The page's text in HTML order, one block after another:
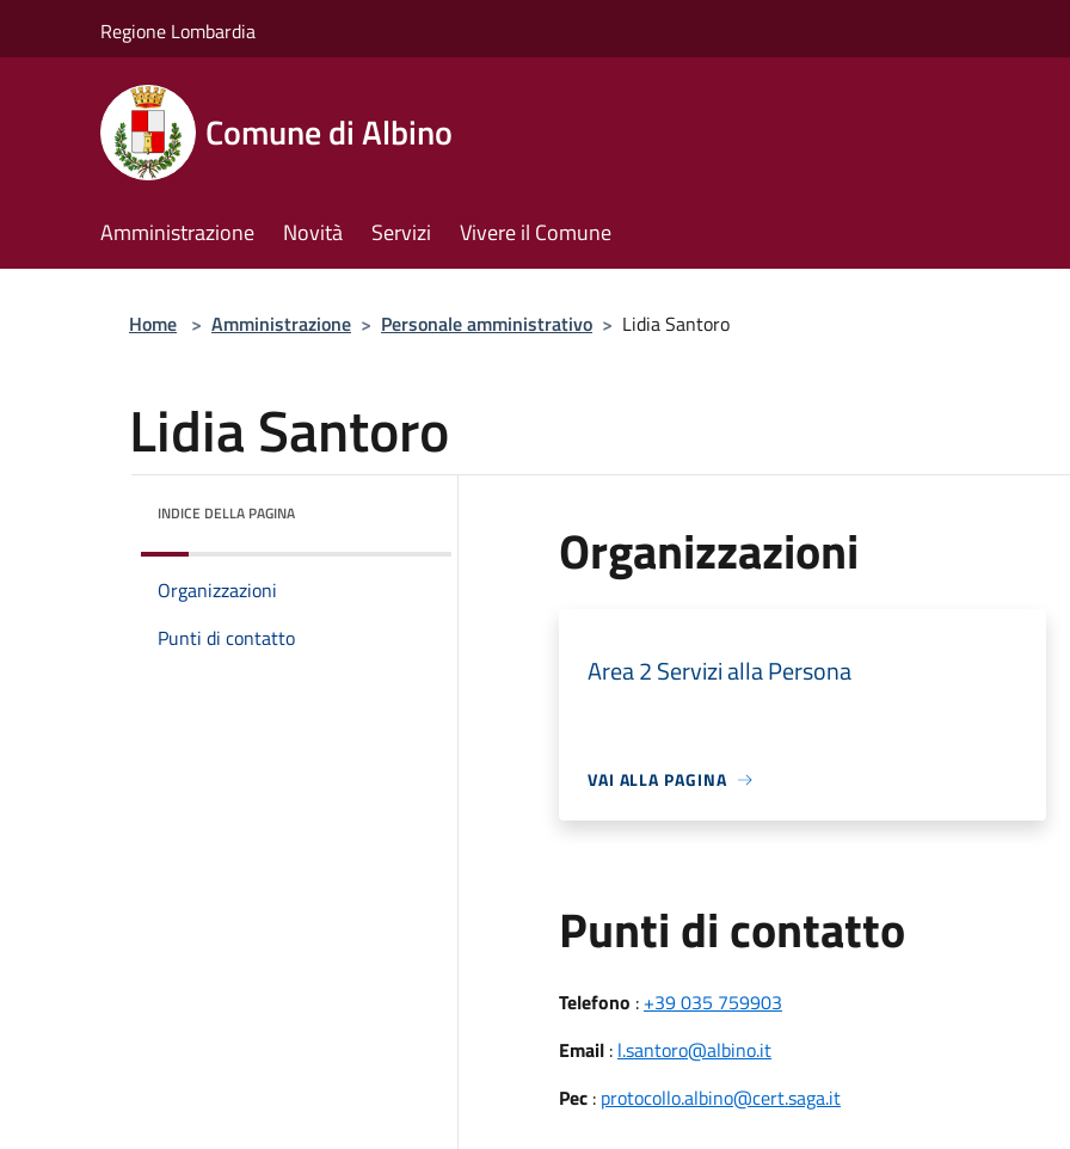
Regione Lombardia
Comune di Albino
Amministrazione Novità Servizi Vivere il Comune
Home > Amministrazione > Personale amministrativo > Lidia Santoro
Lidia Santoro
INDICE DELLA PAGINA
Organizzazioni
Punti di contatto
Organizzazioni
Area 2 Servizi alla Persona
VAI ALLA PAGINA
Punti di contatto
Telefono : +39 035 759903
Email: l.santoro@albino.it
Pec: protocollo.albino@cert.saga.it